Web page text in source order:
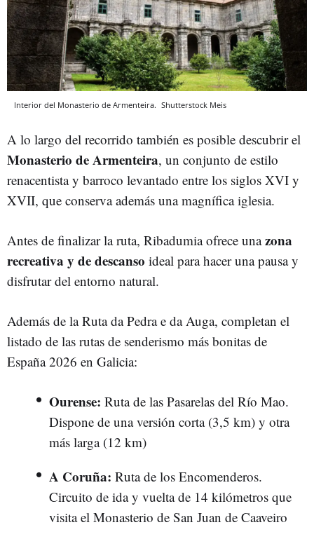
Interior del Monasterio de Armenteira. Shutterstock Meis
A lo largo del recorrido también es posible descubrir el
Monasterio de Armenteira, un conjunto de estilo
renacentista y barroco levantado entre los siglos XVI y
XVII, que conserva además una magnífica iglesia.
Antes de finalizar la ruta, Ribadumia ofrece unazona
recreativa y de descanso ideal para hacer una pausa y
disfrutar del entorno natural.
Además de la Ruta da Pedra e da Auga, completan el
listado de las rutas de senderismo más bonitas de
España 2026 en Galicia:
Ourense: Ruta de las Pasarelas del Río Mao.
Dispone de una versión corta (3,5 km) y otra
más larga (12 km)
A Coruña: Ruta de los Encomenderos.
Circuito de ida y vuelta de 14 kilómetros que
visita el Monasterio de San Juan de Caaveiro